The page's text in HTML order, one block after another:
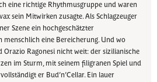
eine richtige Rhythmusgruppe und waren
sein Mitwirken zusagte. Als Schlagzeuger
Szene ein hochgeschätzter
menschlich eine Bereicherung. Und wo
Orazio Ragonesi nicht weit: der sizilianische
im Sturm, mit seinem filigranen Spiel und
er Bud’n’Cellar. Ein lauer